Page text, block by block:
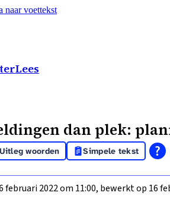
naar voettekst
Lees
dan plek:
Uitleg woorden Simpele tekst
februari 2022 om 11:00, bewerkt op 16